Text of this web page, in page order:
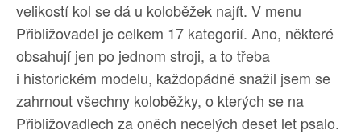
velikostí kol se dá u koloběžek najít. V menu
Přibližovadel je celkem 17 kategorií. Ano, některé
obsahují jen po jednom stroji, a to třeba
i historickém modelu, každopádně snažil jsem se
zahrnout všechny koloběžky, o kterých se na
Přibližovadlech za oněch necelých deset let psalo.